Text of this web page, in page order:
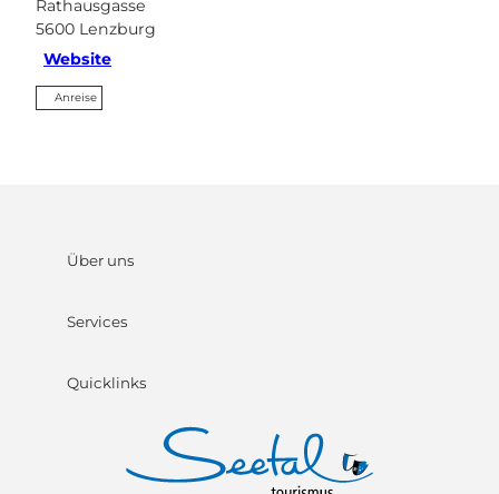
Rathausgasse
5600 Lenzburg
Website
Anreise
Über uns
Services
Quicklinks